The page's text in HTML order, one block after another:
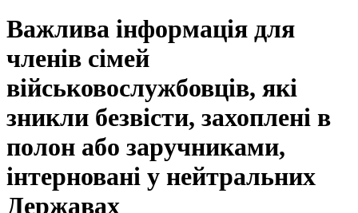
Важлива інформація для
членів сімей
військовослужбовців, які
зникли безвісти, захоплені в
полон або заручниками,
інтерновані у нейтральних
Державах